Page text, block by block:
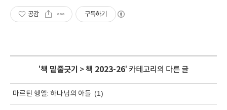
공감 구독하기
'책 밑줄긋기 >책 2023-26' 카테고리의 다른 글
마르틴 헹엘: 하나님의 아들 (1)